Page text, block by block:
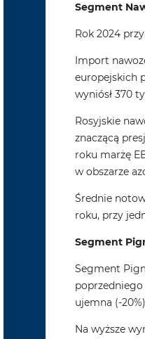
Segment
Rok 2024
Import
europejskich
wyniósł 370
Rosyjskie
znaczącą
roku marżę
w obszarze
Średnie
roku, przy
Segment
Segment
poprzedniego
ujemna (-
Na wyższe